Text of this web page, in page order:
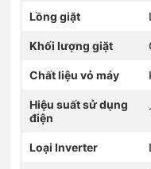
Lồng giặt
Khối lượng giặt
Chất liệu vỏ máy
Hiệu suất sử dụng
điện
Loại Inverter